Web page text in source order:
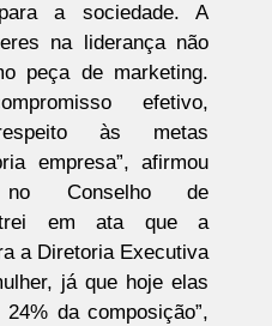
a sociedade. A
na liderança não
peça de marketing.
efetivo,
às metas
empresa”, afirmou
no Conselho de
em ata que a
a Diretoria Executiva
já que hoje elas
da composição”,